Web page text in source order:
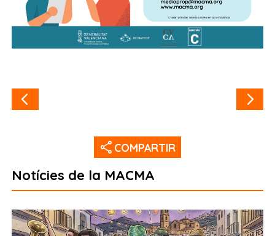
share COMPARTIR
Notícies de la MACMA